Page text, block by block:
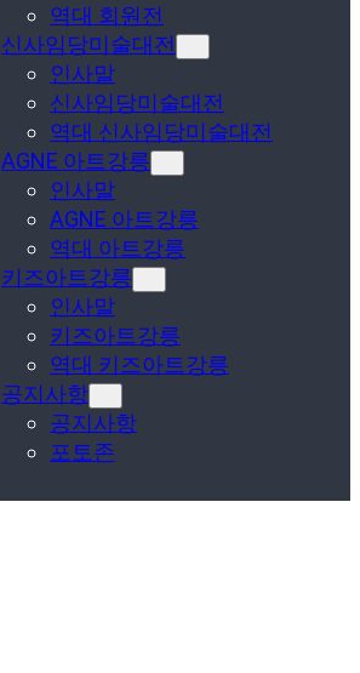
역대 회원전
신사임당미술대전
인사말
신사임당미술대전
역대 신사임당미술대전
AGNE 아트강릉
인사말
AGNE 아트강릉
역대 아트강릉
키즈아트강릉
인사말
키즈아트강릉
역대 키즈아트강릉
공지사항
공지사항
포토존